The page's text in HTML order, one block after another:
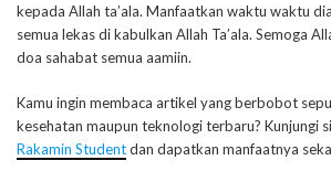
kepada Allah ta’ala. Manfaatkan waktu waktu
semua lekas di kabulkan Allah Ta’ala. Semoga
doa sahabat semua aamiin.
Kamu ingin membaca artikel yang berbobot
kesehatan maupun teknologi terbaru? Kunjungi
Rakamin Studentdan dapatkan manfaatnya